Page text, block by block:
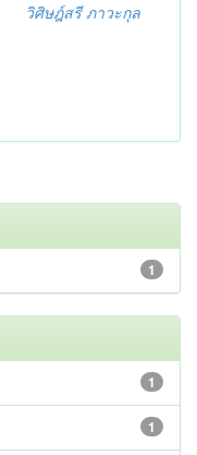
วิศิษฎ์สรี ภาวะกุล
1
1
1